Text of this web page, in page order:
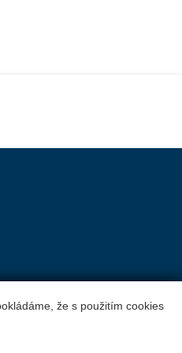
že s použitím cookies